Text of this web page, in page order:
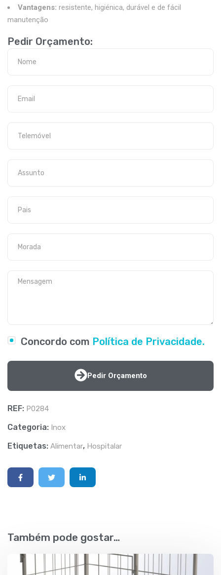
Vantagens: resistente, higiénica, durável e de fácil
manutenção
Pedir Orçamento:
Concordo com Política de Privacidade.
Pedir Orçamento
REF: P0284
Categoria: Inox
Etiquetas: Alimentar, Hospitalar
Também pode gostar…